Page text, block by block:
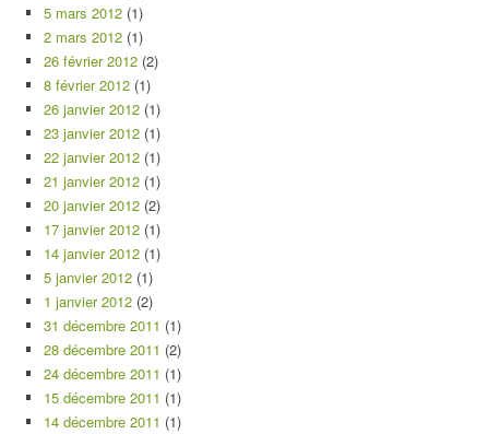
5 mars 2012 (1)
2 mars 2012 (1)
26 février 2012 (2)
8 février 2012 (1)
26 janvier 2012 (1)
23 janvier 2012 (1)
22 janvier 2012 (1)
21 janvier 2012 (1)
20 janvier 2012 (2)
17 janvier 2012 (1)
14 janvier 2012 (1)
5 janvier 2012 (1)
1 janvier 2012 (2)
31 décembre 2011 (1)
28 décembre 2011 (2)
24 décembre 2011 (1)
15 décembre 2011 (1)
14 décembre 2011 (1)